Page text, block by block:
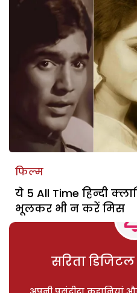
फिल्म
ये 5 All Time हिन्दी
भूलकर भी न करें मिस
सरिता